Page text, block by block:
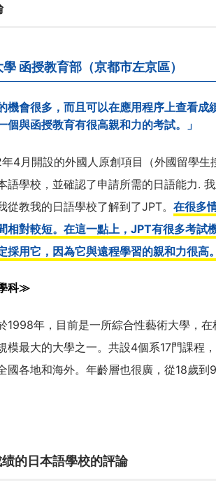
函授教育部（京都市左京區）
機會很多，而且可以在應用程序上查看成
個與函授教育有很高親和力的考試。」
4月開設的外國人原創項目（外國留學生
語學校，並確認了申請所需的日語能力.
從教我的日語學校了解到了JPT。 在很多
相對較短。在這一點上，JPT有很多考試
採用它，因為它與遠程學習的親和力很高。
科≫
1998年，目前是一所綜合性藝術大學，
模最大的大學之一。共設4個系17門課程
國各地和海外。年齡層也很廣，從18歲
的日本語學校的評論